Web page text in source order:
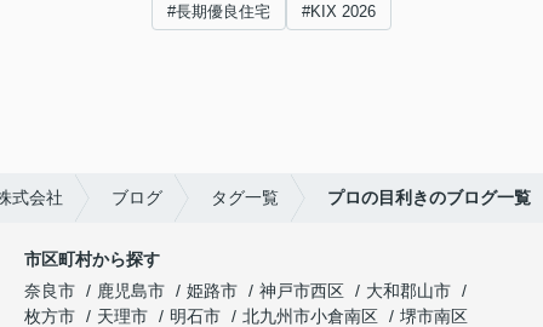
#長期優良住宅 #KIX 2026
式会社 ブログ タグ一覧 プロの目利きのブログ一覧
市区町村から探す
奈良市
鹿児島市 姫路市 神戸市西区
大和郡山市
枚方市
天理市 明石市 北九州市小倉南区
堺市南区